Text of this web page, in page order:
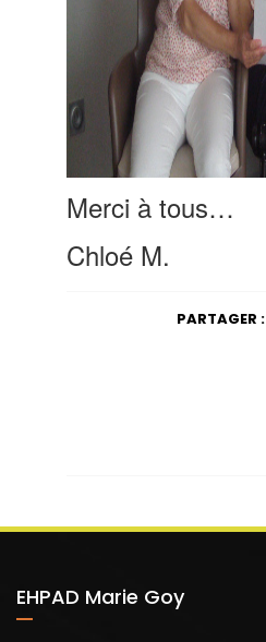
Merci à tous…
Chloé M.
PARTAGER :
EHPAD Marie Goy